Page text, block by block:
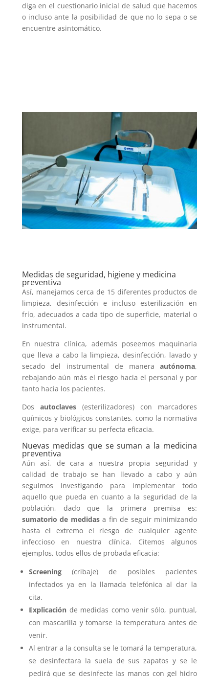
diga en el cuestionario inicial de salud que hacemos
o incluso ante la posibilidad de que no lo sepa o se
encuentre asintomático.
Medidas de seguridad, higiene y medicina
preventiva
Así, manejamos cerca de 15 diferentes productos de
limpieza, desinfección e incluso esterilización en
frío, adecuados a cada tipo de superficie, material o
instrumental.
En nuestra clínica, además poseemos maquinaria
que lleva a cabo la limpieza, desinfección, lavado y
secado del instrumental de maneraautónoma,
rebajando aún más el riesgo hacia el personal y por
tanto hacia los pacientes.
Dos autoclaves(esterilizadores) con marcadores
químicos y biológicos constantes, como la normativa
exige, para verificar su perfecta eficacia.
Nuevas medidas que se suman a la medicina
preventiva
Aún así, de cara a nuestra propia seguridad y
calidad de trabajo se han llevado a cabo y aún
seguimos investigando para implementar todo
aquello que pueda en cuanto a la seguridad de la
población, dado que la primera premisa es:
sumatorio de medidasa fin de seguir minimizando
hasta el extremo el riesgo de cualquier agente
infeccioso en nuestra clínica. Citemos algunos
ejemplos, todos ellos de probada eficacia:
Screening(cribaje) de posibles pacientes
infectados ya en la llamada telefónica al dar la
cita.
Explicaciónde medidas como venir sólo, puntual,
con mascarilla y tomarse la temperatura antes de
venir.
Al entrar a la consulta se le tomará la temperatura,
se desinfectara la suela de sus zapatos y se le
pedirá que se desinfecte las manos con gel hidro